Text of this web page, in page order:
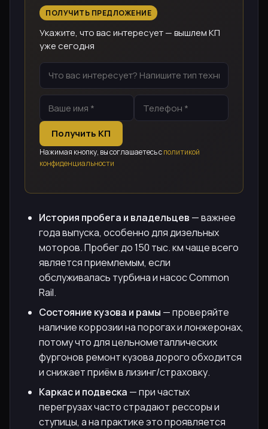
ПОЛУЧИТЬ ПРЕДЛОЖЕНИЕ
Укажите, что вас интересует — вышлем КП
уже сегодня
Получить КП
Нажимая кнопку, вы соглашаетесь сполитикой
конфиденциальности
История пробега и владельцев — важнее
года выпуска, особенно для дизельных
моторов. Пробег до 150 тыс. км чаще всего
является приемлемым, если
обслуживалась турбина и насос Common
Rail.
Состояние кузова и рамы — проверяйте
наличие коррозии на порогах и лонжеронах,
потому что для цельнометаллических
фургонов ремонт кузова дорого обходится
и снижает приём в лизинг/страховку.
Каркас и подвеска — при частых
перегрузах часто страдают рессоры и
ступицы, а на практике это проявляется